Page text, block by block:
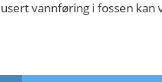
vannføring i fossen kan